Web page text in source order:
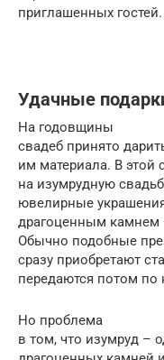
приглашенных гостей.
Удачные
На годовщины
свадеб принято
им материала. В этой
на изумрудную
ювелирные
драгоценным камнем
Обычно подобные
сразу приобретают
передаются потом по
Но проблема
в том, что изумруд –